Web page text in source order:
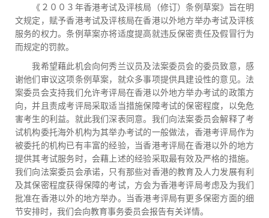
《２００３年香港考试及评核局（修订）条例草案》旨在明
文规定，赋予香港考试及评核局在香港以外地方举办考试及评核
服务的权力。条例草案亦将适度提高就违反保密责任及假冒行为
而规定的罚款。
我希望藉此机会向何秀兰议员及法案委员会的委员致意，感
谢他们审议这项条例草案，就众多事项提供具建设性的意见。法
案委员会支持我们允许考评局在香港以外地方举办考试的政策方
向，并且责成考评局采取适当措施保障考试的保密程度，以免危
害考生的利益。就此我们深表同意。我们向法案委员会解释了考
试机构委托海外机构为其举办考试的一般做法，香港考评局作为
被委托的机构已有丰富的经验，当香港考评局在香港以外的地方
提供其考试服务时，会藉上述的经验采取最有效及严格的措施。
我们向法案委员会承诺，只有那些对香港的教育及人力发展有利
及其保密程度获得保障的考试，方会为香港考评局考虑及为我们
批准在香港以外的地方举办。当香港考评局有更多保密方面的细
节安排时，我们会向教育事务委员会报告有关详情。